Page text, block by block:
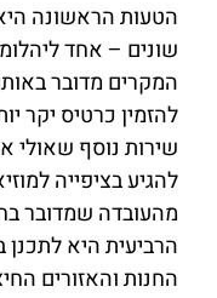
הטעות הראשונה
שונים – אחד
המקרים מדובר
להזמין כרטיס יקר
שירות נוסף שאולי
להגיע בציפייה
מהעובדה שמדובר
הרביעית היא
החנות והאזורים